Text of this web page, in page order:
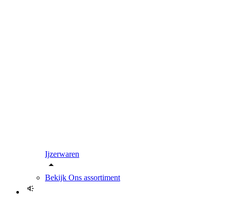
Ijzerwaren
Bekijk Ons assortiment